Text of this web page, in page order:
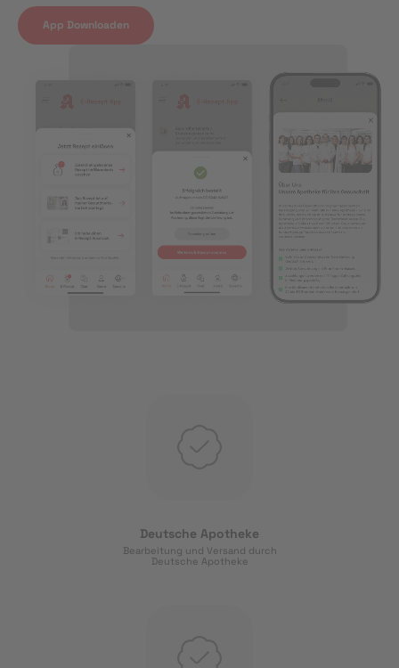
App Downloaden
Deutsche Apotheke
Bearbeitung und Versand durch
Deutsche Apotheke